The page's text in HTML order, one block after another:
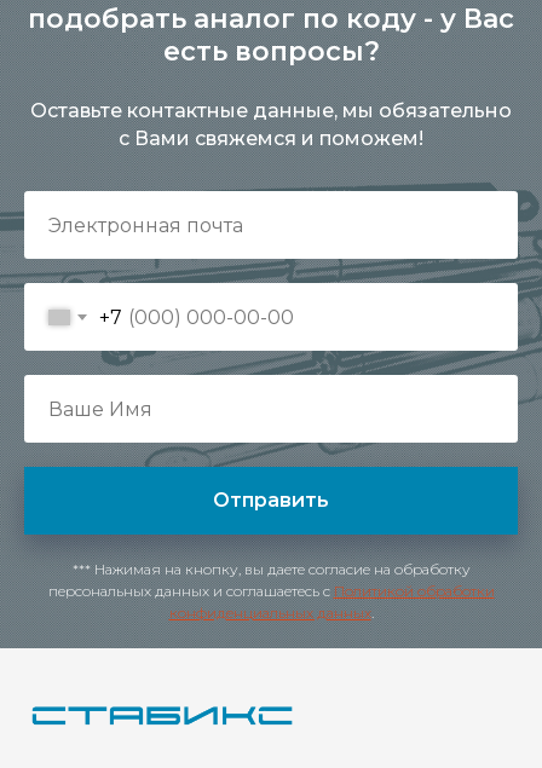
подобрать аналог по коду - у Вас
есть вопросы?
Оставьте контактные данные, мы обязательно
с Вами свяжемся и поможем!
+7
Отправить
*** Нажимая на кнопку, вы даете согласие на обработку
персональных данных и соглашаетесь c Политикой обработки
конфиденциальных данных.